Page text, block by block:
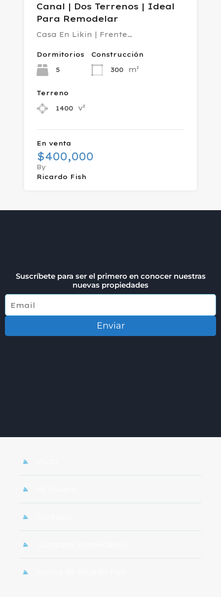
Canal | Dos Terrenos | Ideal
Para Remodelar
Casa En Likin | Frente…
Dormitorios
5
Construcción
300
m²
Terreno
1400
v²
En venta
$400,000
By
Ricardo Fish
Suscríbete para ser el primero en conocer nuestras
nuevas propiedades
Enviar